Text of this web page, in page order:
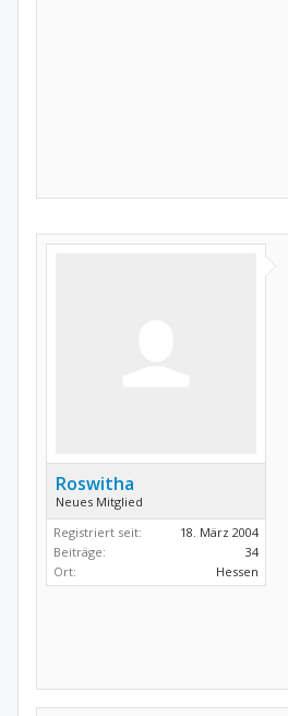
Roswitha
Neues Mitglied
Registriert seit:
18. März 2004
Beiträge:
34
Ort:
Hessen